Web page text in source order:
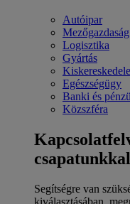
Autóipar
Mezőgazdaság
Logisztika
Gyártás
Egészségügy
Banki és
Közszféra
csapatunkkal
Segítségre van